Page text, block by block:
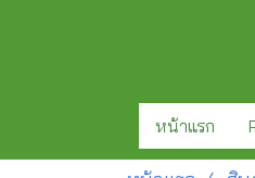
หน้าแรก